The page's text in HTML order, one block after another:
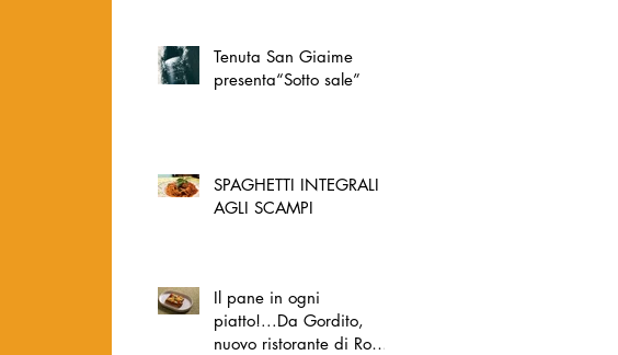
Tenuta San Giaime
presenta“Sotto sale”
SPAGHETTI INTEGRALI
AGLI SCAMPI
Il pane in ogni
piatto!...Da Gordito,
nuovo ristorante di Roma